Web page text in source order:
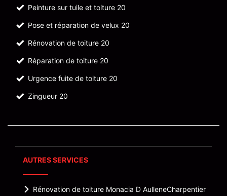
Peinture sur tuile et toiture 20
Pose et réparation de velux 20
Rénovation de toiture 20
Réparation de toiture 20
Urgence fuite de toiture 20
Zingueur 20
AUTRES SERVICES
Rénovation de toiture Monacia D AulleneCharpentier